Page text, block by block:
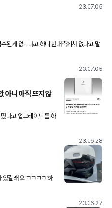
23.07.05
된게 없느냐고 하니 현대측에서 없다고 말
ev6 1년 조금넘게
23.07.05
아니 아직 뜨지 않
다고 업그레이드 를 하
ㅋㅋㅋㅋㅋㅋㅋㅋㅋㅋ
23.06.28
있길래 오 ㅋㅋㅋㅋ 하
아랑
23.06.27